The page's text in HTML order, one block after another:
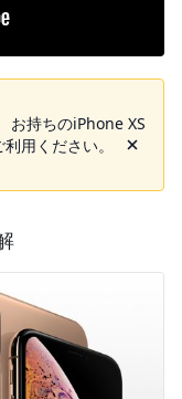
お持ちのiPhone XS
利用ください。